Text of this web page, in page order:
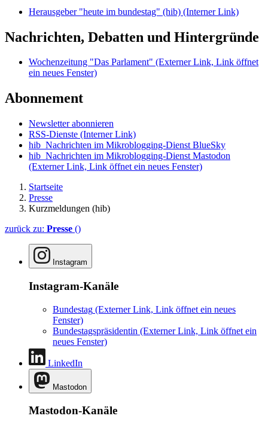
Herausgeber "heute im bundestag" (hib) (Interner Link)
Nachrichten, Debatten und Hintergründe
Wochenzeitung "Das Parlament" (Externer Link, Link öffnet
ein neues Fenster)
Abonnement
Newsletter abonnieren
RSS-Dienste (Interner Link)
hib_Nachrichten im Mikroblogging-Dienst BlueSky
hib_Nachrichten im Mikroblogging-Dienst Mastodon
(Externer Link, Link öffnet ein neues Fenster)
Startseite
Presse
Kurzmeldungen (hib)
zurück zu: Presse ()
Instagram
Instagram-Kanäle
Bundestag (Externer Link, Link öffnet ein neues
Fenster)
Bundestagspräsidentin (Externer Link, Link öffnet ein
neues Fenster)
LinkedIn
Mastodon
Mastodon-Kanäle